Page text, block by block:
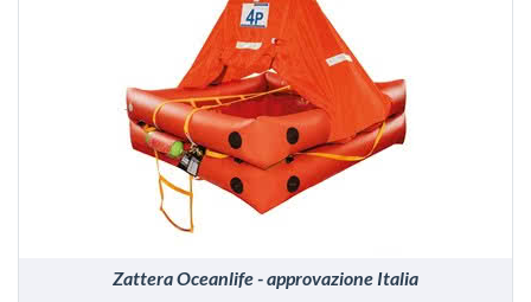
VEDI
Zattera Oceanlife - approvazione Italia